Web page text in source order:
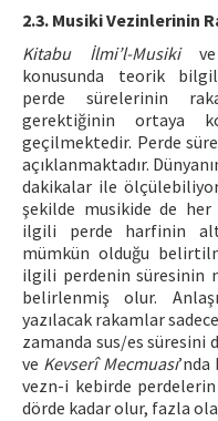
2.3. Musiki Vezinlerinin
Kitabu İlmi’l-Musiki
konusunda teorik
perde sürelerinin
gerektiğinin ortaya
geçilmektedir. Perde
açıklanmaktadır.
dakikalar ile
şekilde musikide de
ilgili perde harfinin
mümkün olduğu
ilgili perdenin süresinin
belirlenmiş olur.
yazılacak rakamlar
zamanda sus/es süresini
ve Kevserî Mecmuası
vezn-i kebirde
dörde kadar olur, fazla